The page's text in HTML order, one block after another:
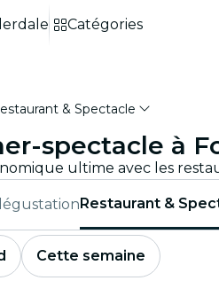
Catégories
& Spectacle
spectacle à
Restaurant &
Cette semaine